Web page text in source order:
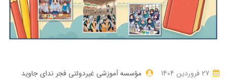
مؤسسه آموزشی غیردولتی فجر ندای جاوید